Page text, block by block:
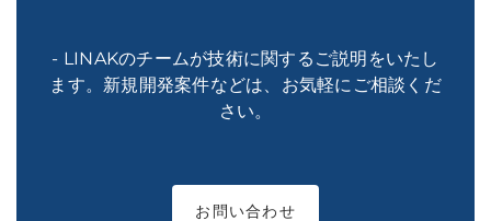
- LINAKのチームが技術に関するご説明をいたし
ます。新規開発案件などは、お気軽にご相談くだ
さい。
お問い合わせ